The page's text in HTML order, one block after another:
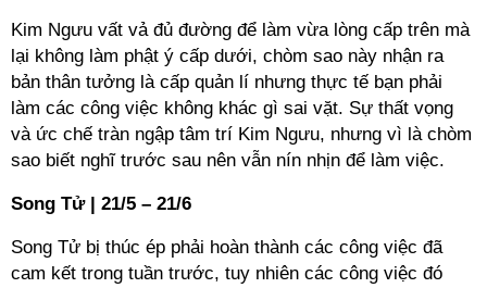
Kim Ngưu vất vả đủ đường để làm vừa lòng cấp trên mà
lại không làm phật ý cấp dưới, chòm sao này nhận ra
bản thân tưởng là cấp quản lí nhưng thực tế bạn phải
làm các công việc không khác gì sai vặt. Sự thất vọng
và ức chế tràn ngập tâm trí Kim Ngưu, nhưng vì là chòm
sao biết nghĩ trước sau nên vẫn nín nhịn để làm việc.
Song Tử | 21/5 – 21/6
Song Tử bị thúc ép phải hoàn thành các công việc đã
cam kết trong tuần trước, tuy nhiên các công việc đó